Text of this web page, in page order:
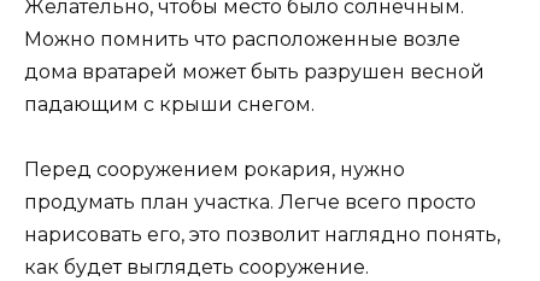
Желательно, чтобы место было солнечным.
Можно помнить что расположенные возле
дома вратарей может быть разрушен весной
падающим с крыши снегом.
Перед сооружением рокария, нужно
продумать план участка. Легче всего просто
нарисовать его, это позволит наглядно понять,
как будет выглядеть сооружение.